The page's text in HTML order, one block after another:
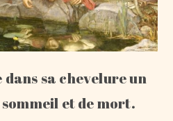
sa chevelure un
et de mort.